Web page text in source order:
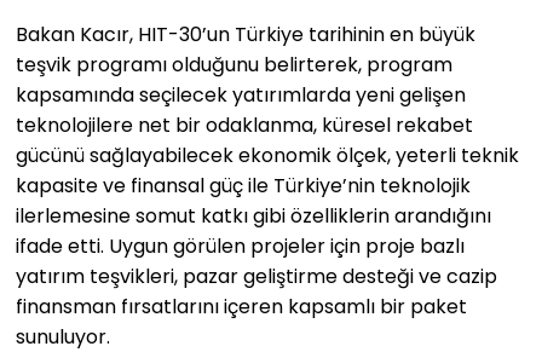
Bakan Kacır, HIT-30’un Türkiye tarihinin en büyük
teşvik programı olduğunu belirterek, program
kapsamında seçilecek yatırımlarda yeni gelişen
teknolojilere net bir odaklanma, küresel rekabet
gücünü sağlayabilecek ekonomik ölçek, yeterli teknik
kapasite ve finansal güç ile Türkiye’nin teknolojik
ilerlemesine somut katkı gibi özelliklerin arandığını
ifade etti. Uygun görülen projeler için proje bazlı
yatırım teşvikleri, pazar geliştirme desteği ve cazip
finansman fırsatlarını içeren kapsamlı bir paket
sunuluyor.